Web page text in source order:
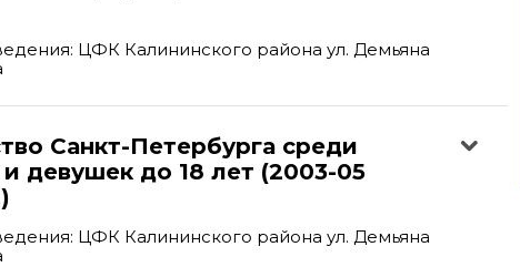
ЦФК Калининского района ул. Демьяна
Санкт-Петербурга среди
девушек до 18 лет (2003-05
ЦФК Калининского района ул. Демьяна